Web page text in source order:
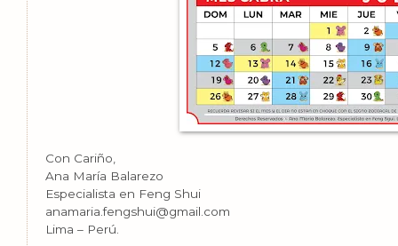
Con Cariño,
Ana María Balarezo
Especialista en Feng Shui
anamaria.fengshui@gmail.com
Lima – Perú.